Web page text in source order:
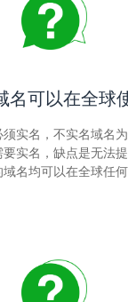
名可以在全球
实名，不实名域名
实名，缺点是无法
名均可以在全球任